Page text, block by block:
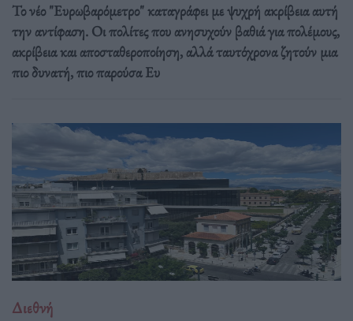
Το νέο "Ευρωβαρόμετρο" καταγράφει με ψυχρή ακρίβεια αυτή
την αντίφαση. Oι πολίτες που ανησυχούν βαθιά για πολέμους,
ακρίβεια και αποσταθεροποίηση, αλλά ταυτόχρονα ζητούν μια
πιο δυνατή, πιο παρούσα Ευ
Διεθνή